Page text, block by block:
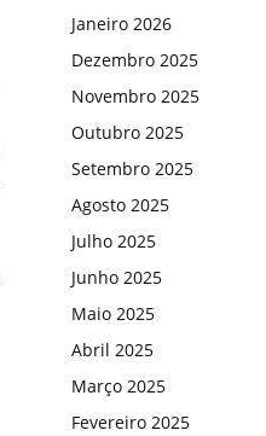
Janeiro 2026
Dezembro 2025
Novembro 2025
Outubro 2025
Setembro 2025
Agosto 2025
Julho 2025
Junho 2025
Maio 2025
Abril 2025
Março 2025
Fevereiro 2025